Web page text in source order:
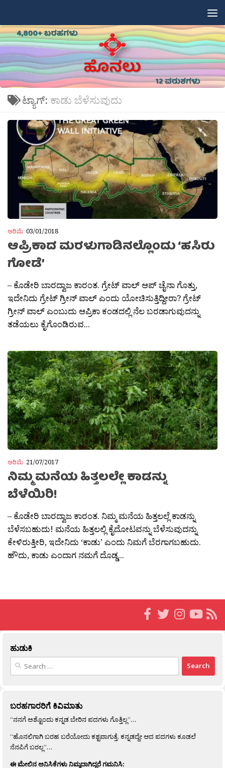
ಟ್ಯಾಗ್: ಕಾಡು ಬೆಳೆಸುವುದು
ಅರಿಮೆ 03/01/2018
ಆಪ್ರಿಕಾದ ಮರಳುಗಾಡಿನಲ್ಲೊಂದು ‘ಹಸಿರು
ಗೋಡೆ’
– ಕೊಡೇರಿ ಬಾರದ್ವಾಜ ಕಾರಂತ. ಗ್ರೇಟ್ ವಾಲ್ ಆಪ್ ಚೈನಾ ಗೊತ್ತು,
ಇದೇನಿದು ಗ್ರೇಟ್ ಗ್ರೀನ್ ವಾಲ್ ಎಂದು ಯೋಚಿಸುತ್ತಿದ್ದೀರಾ? ಗ್ರೇಟ್
ಗ್ರೀನ್ ವಾಲ್ ಎಂಬುದು ಆಪ್ರಿಕಾ ಕಂಡದಲ್ಲಿ ನೆಲ ಬರಡಾಗುವುದನ್ನು
ತಡೆಯಲು ಕೈಗೊಂಡಿರುವ...
ಅರಿಮೆ 21/07/2017
ನಿಮ್ಮ ಮನೆಯ ಹಿತ್ತಲಲ್ಲೇ ಕಾಡನ್ನು
ಬೆಳೆಯಿರಿ!
– ಕೊಡೇರಿ ಬಾರದ್ವಾಜ ಕಾರಂತ. ನಿಮ್ಮ ಮನೆಯ ಹಿತ್ತಲಲ್ಲೆ ಕಾಡನ್ನು
ಬೆಳೆಸಬಹುದು! ಮನೆಯ ಹಿತ್ತಲಲ್ಲಿ ಕೈದೋಟವನ್ನು ಬೆಳೆಸುವುದನ್ನು
ಕೇಳಿರುತ್ತೀರಿ, ಇದೇನಿದು ‘ಕಾಡು’ ಎಂದು ನಿಮಗೆ ಬೆರಗಾಗಬಹುದು.
ಹೌದು, ಕಾಡು ಎಂದಾಗ ನಮಗೆ ದೊಡ್ಡ...
ಹುಡುಕಿ
Search
ಬರಹಗಾರರಿಗೆ ಕಿವಿಮಾತು
“ನನಗೆ ಅಶ್ಟೊಂದು ಕನ್ನಡ ಬೇರಿನ ಪದಗಳು ಗೊತ್ತಿಲ್ಲ”…
“ಹೊನಲಿಗಾಗಿ ಬರಹ ಬರೆಯೋದು ಕಶ್ಟವಾಗುತ್ತೆ. ಕನ್ನಡದ್ದೇ ಆದ ಪದಗಳು ಕೂಡಲೆ
ನೆನಪಿಗೆ ಬರಲ್ಲ”…
ಈ ಮೇಲಿನ ಅನಿಸಿಕೆಗಳು ನಿಮ್ಮದಾಗಿದ್ದರೆ ಗಮನಿಸಿ: